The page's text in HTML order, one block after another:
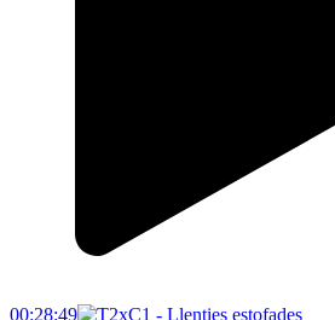
00:28:49